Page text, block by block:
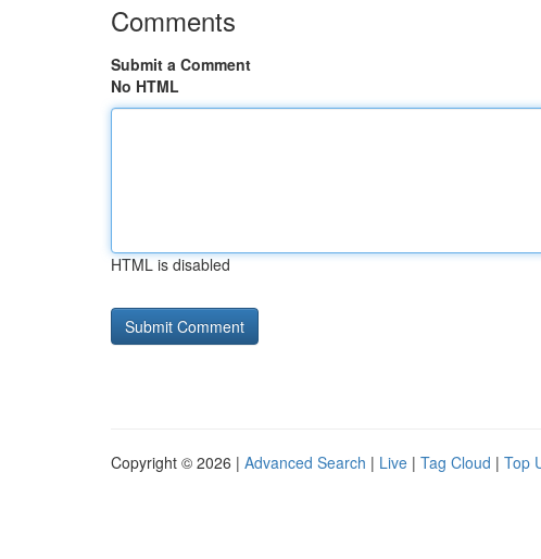
Comments
Submit a Comment
No HTML
HTML is disabled
Copyright © 2026 | Advanced Search | Live | Tag Cloud | Top